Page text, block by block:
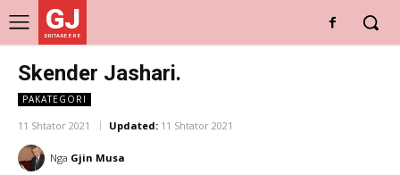
GJ
DRITARE E RE
Skender Jashari.
PAKATEGORI
11 Shtator 2021 Updated: 11 Shtator 2021
Nga Gjin Musa